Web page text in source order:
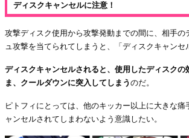
ディスクキャンセルに注意！
攻撃ディスク使用から攻撃発動までの間に、相手の
ュ攻撃を当てられてしまうと、「ディスクキャンセ
ディスクキャンセルされると、使用したディスクの
ま、クールダウンに突入してしまう のだ。
ピトフィにとっては、他のキッカー以上に大きな痛
ャンセルされてしまわないよう意識したい。